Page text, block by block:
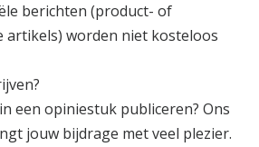
berichten (product- of
artikels) worden niet kosteloos
een opiniestuk publiceren? Ons
jouw bijdrage met veel plezier.